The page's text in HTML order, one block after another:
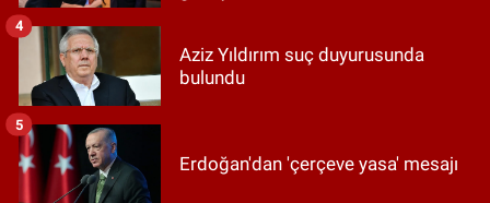
Aziz Yıldırım suç duyurusunda
bulundu
4
Erdoğan'dan 'çerçeve yasa' mesajı
5